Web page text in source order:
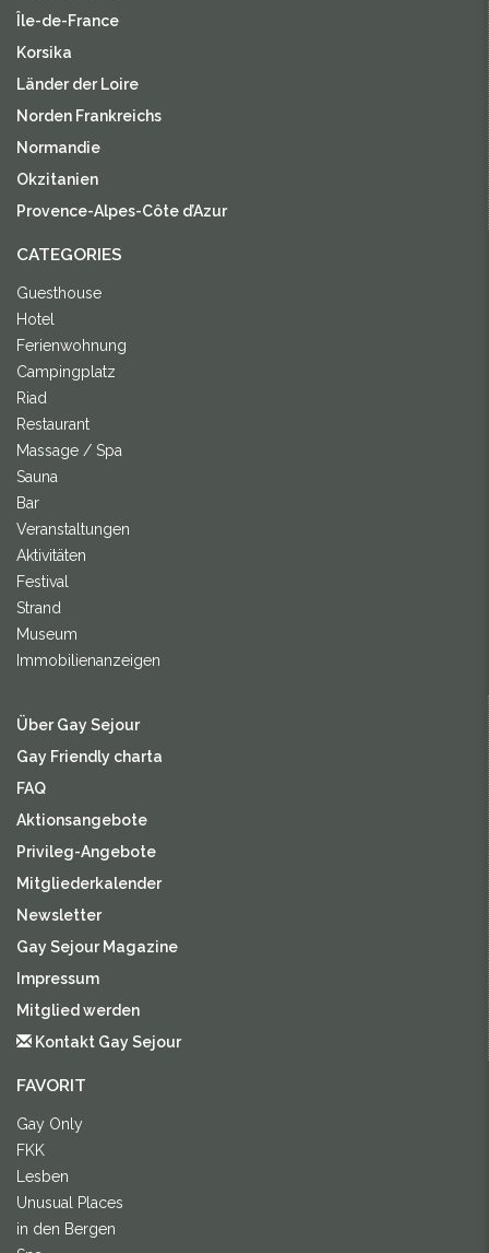
Île-de-France
Korsika
Länder der Loire
Norden Frankreichs
Normandie
Okzitanien
Provence-Alpes-Côte d’Azur
CATEGORIES
Guesthouse
Hotel
Ferienwohnung
Campingplatz
Riad
Restaurant
Massage / Spa
Sauna
Bar
Veranstaltungen
Aktivitäten
Festival
Strand
Museum
Immobilienanzeigen
Über Gay Sejour
Gay Friendly charta
FAQ
Aktionsangebote
Privileg-Angebote
Mitgliederkalender
Newsletter
Gay Sejour Magazine
Impressum
Mitglied werden
Kontakt Gay Sejour
FAVORIT
Gay Only
FKK
Lesben
Unusual Places
in den Bergen